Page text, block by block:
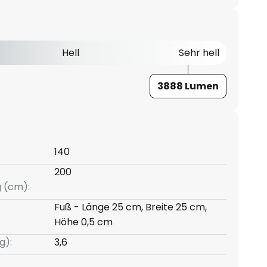
Hell Sehr hell
3888 Lumen
140
(cm):
200
Fuß - Länge 25 cm, Breite 25 cm,
Höhe 0,5 cm
3,6